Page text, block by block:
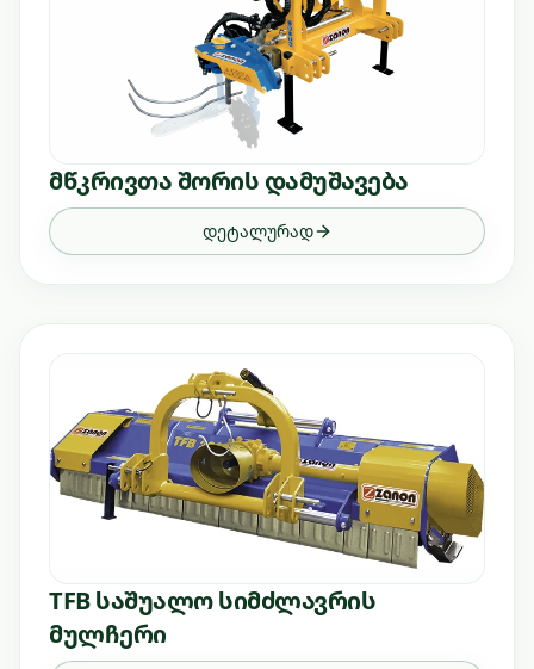
მწკრივთა შორის დამუშავება
დეტალურად
TFB საშუალო სიმძლავრის
მულჩერი